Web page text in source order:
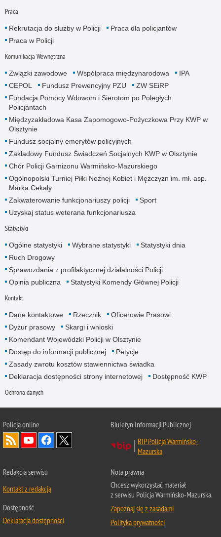
Praca
Rekrutacja do służby w Policji
Praca dla policjantów
Praca w Policji
Komunikacja Wewnętrzna
Związki zawodowe Współpraca międzynarodowa
IPA
CEPOL
Fundusz Prewencyjny PZU
ZW SEiRP
Fundacja Pomocy Wdowom i Sierotom po Poległych
Policjantach
Międzyzakładowa Kasa Zapomogowo-Pożyczkowa Przy KWP w
Olsztynie
Fundusz socjalny emerytów policyjnych
Zakładowy Fundusz Świadczeń Socjalnych KWP w Olsztynie
Chór Policji Garnizonu Warmińsko-Mazurskiego
Ogólnopolski Turniej Piłki Nożnej Kobiet i Mężczyzn im. mł. asp.
Marka Cekały
Zakwaterowanie funkcjonariuszy policji
Sport
Uzyskaj status weterana funkcjonariusza
Statystyki
Ogólne statystyki Wybrane statystyki
Statystyki dnia
Ruch Drogowy
Sprawozdania z profilaktycznej działalności Policji
Opinia publiczna
Statystyki Komendy Głównej Policji
Kontakt
Dane kontaktowe Rzecznik
Oficerowie Prasowi
Dyżur prasowy
Skargi i wnioski
Komendant Wojewódzki Policji w Olsztynie
Dostęp do informacji publicznej
Petycje
Zasady zwrotu kosztów stawiennictwa świadka
Deklaracja dostępności strony internetowej
Dostępność KWP
Ochrona danych
Policja online
Biuletyn Informacji Publicznej
BIP Policja Warmińsko-
Mazurska
Redakcja serwisu
Kontakt z redakcją
Dostępność
Deklaracja dostępności
Nota prawna
Chcesz wykorzystać materiał
z serwisu Policja Warmińsko-Mazurska.
Zapoznaj się z zasadami
Polityka prywatności